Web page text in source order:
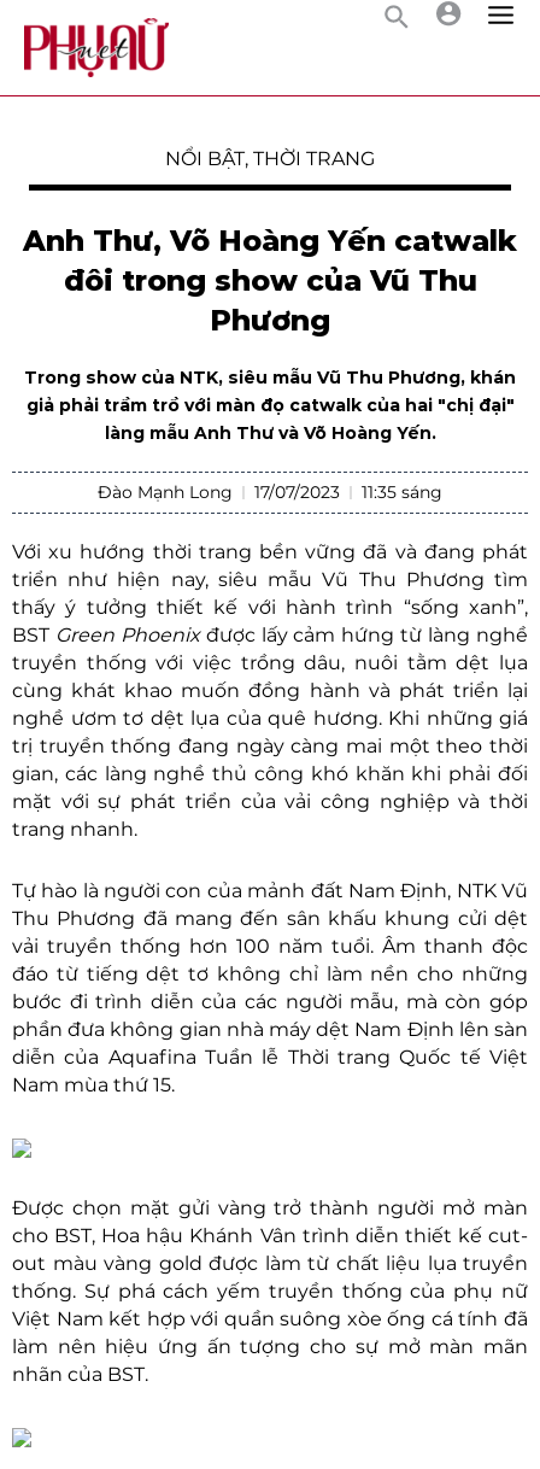
NỔI BẬT, THỜI TRANG
Anh Thư, Võ Hoàng Yến catwalk
đôi trong show của Vũ Thu
Phương
Trong show của NTK, siêu mẫu Vũ Thu Phương, khán
giả phải trầm trồ với màn đọ catwalk của hai "chị đại"
làng mẫu Anh Thư và Võ Hoàng Yến.
Đào Mạnh Long 17/07/2023 11:35 sáng
Với xu hướng thời trang bền vững đã và đang phát
triển như hiện nay, siêu mẫu Vũ Thu Phương tìm
thấy ý tưởng thiết kế với hành trình “sống xanh”,
BST Green Phoenixđược lấy cảm hứng từ làng nghề
truyền thống với việc trồng dâu, nuôi tằm dệt lụa
cùng khát khao muốn đồng hành và phát triển lại
nghề ươm tơ dệt lụa của quê hương. Khi những giá
trị truyền thống đang ngày càng mai một theo thời
gian, các làng nghề thủ công khó khăn khi phải đối
mặt với sự phát triển của vải công nghiệp và thời
trang nhanh.
Tự hào là người con của mảnh đất Nam Định, NTK Vũ
Thu Phương đã mang đến sân khấu khung cửi dệt
vải truyền thống hơn 100 năm tuổi. Âm thanh độc
đáo từ tiếng dệt tơ không chỉ làm nền cho những
bước đi trình diễn của các người mẫu, mà còn góp
phần đưa không gian nhà máy dệt Nam Định lên sàn
diễn của Aquafina Tuần lễ Thời trang Quốc tế Việt
Nam mùa thứ 15.
Được chọn mặt gửi vàng trở thành người mở màn
cho BST, Hoa hậu Khánh Vân trình diễn thiết kế cut-
out màu vàng gold được làm từ chất liệu lụa truyền
thống. Sự phá cách yếm truyền thống của phụ nữ
Việt Nam kết hợp với quần suông xòe ống cá tính đã
làm nên hiệu ứng ấn tượng cho sự mở màn mãn
nhãn của BST.